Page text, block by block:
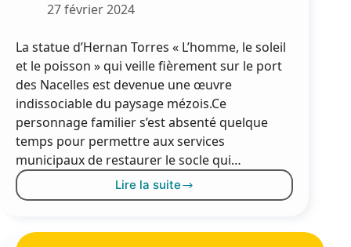
27 février 2024
La statue d’Hernan Torres « L’homme, le soleil
et le poisson » qui veille fièrement sur le port
des Nacelles est devenue une œuvre
indissociable du paysage mézois.Ce
personnage familier s’est absenté quelque
temps pour permettre aux services
municipaux de restaurer le socle qui…
Lire la suite
La